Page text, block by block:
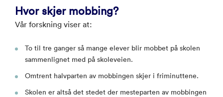
Hvor skjer mobbing?
Vår forskning viser at:
To til tre ganger så mange elever blir mobbet på skolen
sammenlignet med på skoleveien.
Omtrent halvparten av mobbingen skjer i friminuttene.
Skolen er altså det stedet der mesteparten av mobbingen